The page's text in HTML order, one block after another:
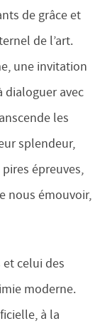
de grâce et
de l’art.
une invitation
dialoguer avec
les
splendeur,
épreuves,
nous émouvoir,
celui des
moderne.
à la